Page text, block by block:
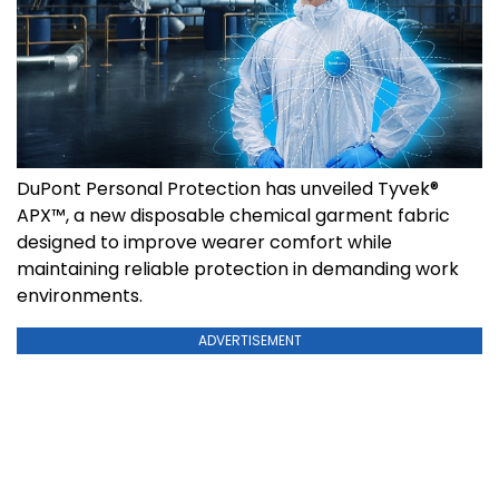
DuPont Personal Protection has unveiled Tyvek®
APX™, a new disposable chemical garment fabric
designed to improve wearer comfort while
maintaining reliable protection in demanding work
environments.
ADVERTISEMENT